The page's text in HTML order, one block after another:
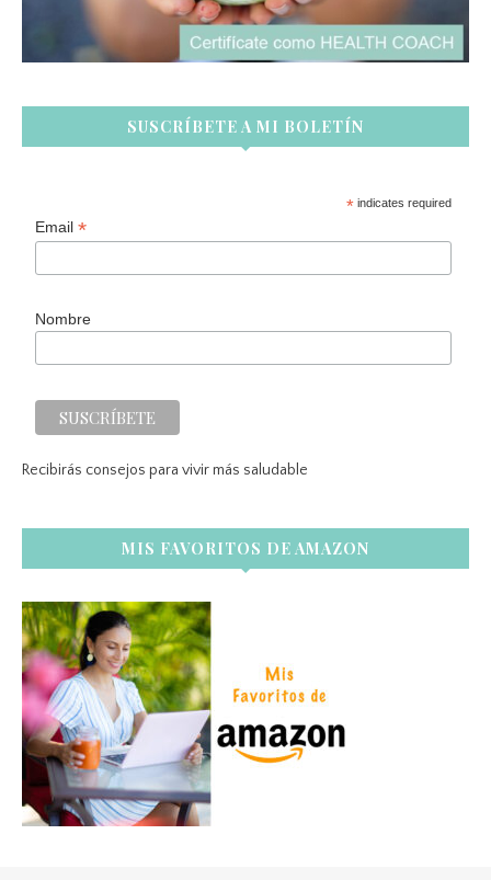
SUSCRÍBETE A MI BOLETÍN
* indicates required
Email*
Nombre
Recibirás consejos para vivir más saludable
MIS FAVORITOS DE AMAZON